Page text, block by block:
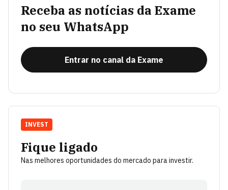
Receba as notícias da Exame
no seu WhatsApp
Entrar no canal da Exame
Fique ligado
Nas melhores oportunidades do mercado para investir.
INVEST